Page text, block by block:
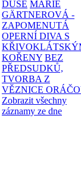
DUŠE MARIE
GÄRTNEROVÁ -
ZAPOMENUTÁ
OPERNÍ DIVA S
KOŘENY BEZ
PŘEDSUDKŮ,
TVORBA Z
VĚZNICE
Zobrazit všechny
záznamy ze dne